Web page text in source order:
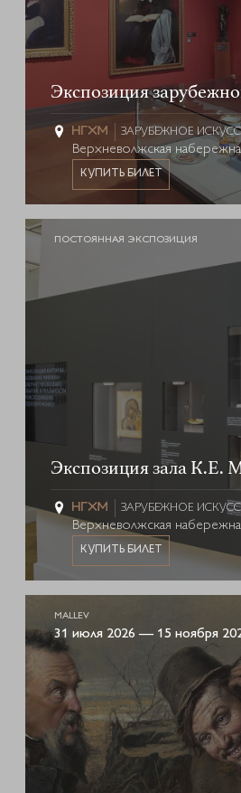
Экспозиция
ЗАРУБЕЖНОЕ
Верхневолжская
КУПИТЬ БИЛЕТ
ПОСТОЯННАЯ ЭКСПОЗИЦИЯ
Экспозиция зала К.Е.
ЗАРУБЕЖНОЕ
Верхневолжская
КУПИТЬ БИЛЕТ
MALLEV
31 июля 2026 — 15 ноября